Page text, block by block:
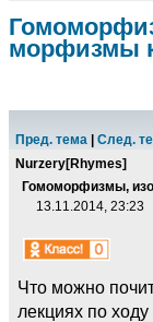
морфизмы
Пред. тема
След.
Nurzery[Rhymes]
Гомоморфизмы,
13.11.2014, 23:23
Что можно
лекциях по